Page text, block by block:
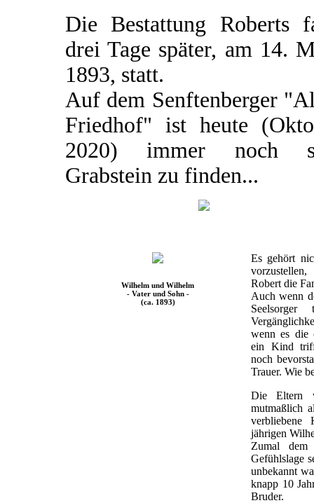
Die Bestattung Roberts
drei Tage später, am 14.
1893, statt.
Auf dem Senftenberger
Friedhof" ist heute
2020) immer noch
Grabstein zu finden...
Wilhelm und Wilhelm
- Vater und Sohn -
(ca. 1893)
Es gehört
Robert die
Auch wenn
wenn es die
ein Kind
noch
Trauer. Wie
Die Eltern
mutmaßlich
jährigen
Zumal
Gefühlslage
unbekannt
knapp 10
Bruder.